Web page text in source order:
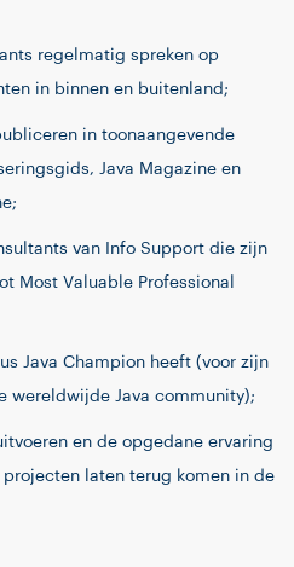
regelmatig spreken op
in binnen en buitenland;
in toonaangevende
Java Magazine en
van Info Support die zijn
Most Valuable Professional
Java Champion heeft (voor zijn
wereldwijde Java community);
en de opgedane ervaring
laten terug komen in de